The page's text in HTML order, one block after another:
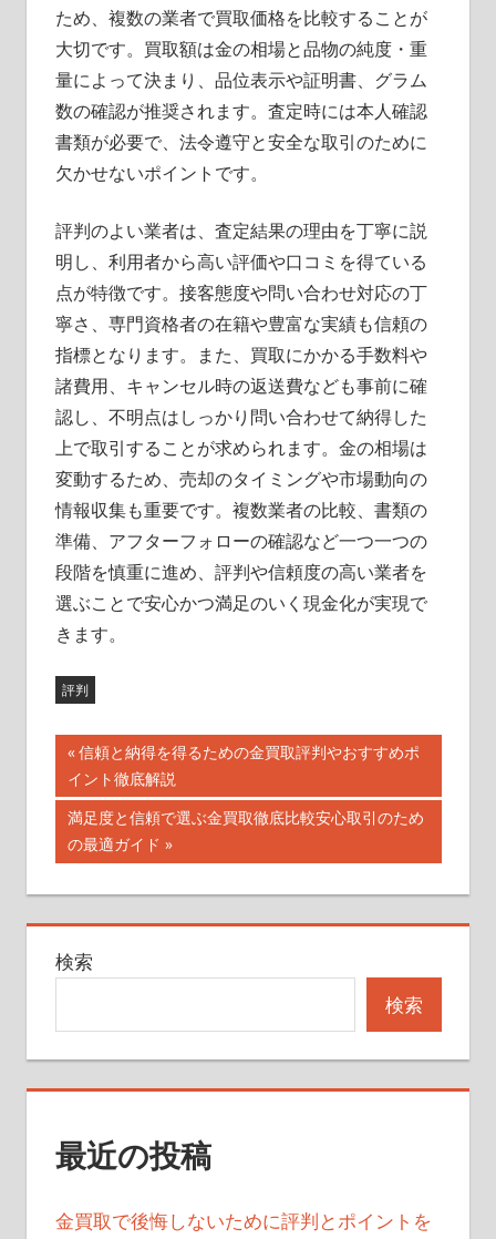
ため、複数の業者で買取価格を比較することが
大切です。買取額は金の相場と品物の純度・重
量によって決まり、品位表示や証明書、グラム
数の確認が推奨されます。査定時には本人確認
書類が必要で、法令遵守と安全な取引のために
欠かせないポイントです。
評判のよい業者は、査定結果の理由を丁寧に説
明し、利用者から高い評価や口コミを得ている
点が特徴です。接客態度や問い合わせ対応の丁
寧さ、専門資格者の在籍や豊富な実績も信頼の
指標となります。また、買取にかかる手数料や
諸費用、キャンセル時の返送費なども事前に確
認し、不明点はしっかり問い合わせて納得した
上で取引することが求められます。金の相場は
変動するため、売却のタイミングや市場動向の
情報収集も重要です。複数業者の比較、書類の
準備、アフターフォローの確認など一つ一つの
段階を慎重に進め、評判や信頼度の高い業者を
選ぶことで安心かつ満足のいく現金化が実現で
きます。
評判
投
稿
ナ
ビ
ゲ
ー
ョ
ン
前
の
記
事:
信頼と納得を得るための金買取評判やおすすめポ
イント徹底解説
次
の
記
事:
満足度と信頼で選ぶ金買取徹底比較安心取引のため
の最適ガイド
検索
検索
最近の投稿
金買取で後悔しないために評判とポイントを